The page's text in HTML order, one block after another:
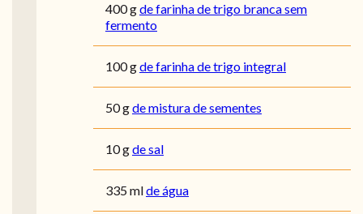
400gde farinha de trigo branca sem
fermento
100gde farinha de trigo integral
50gde mistura de sementes
10gde sal
335mlde água